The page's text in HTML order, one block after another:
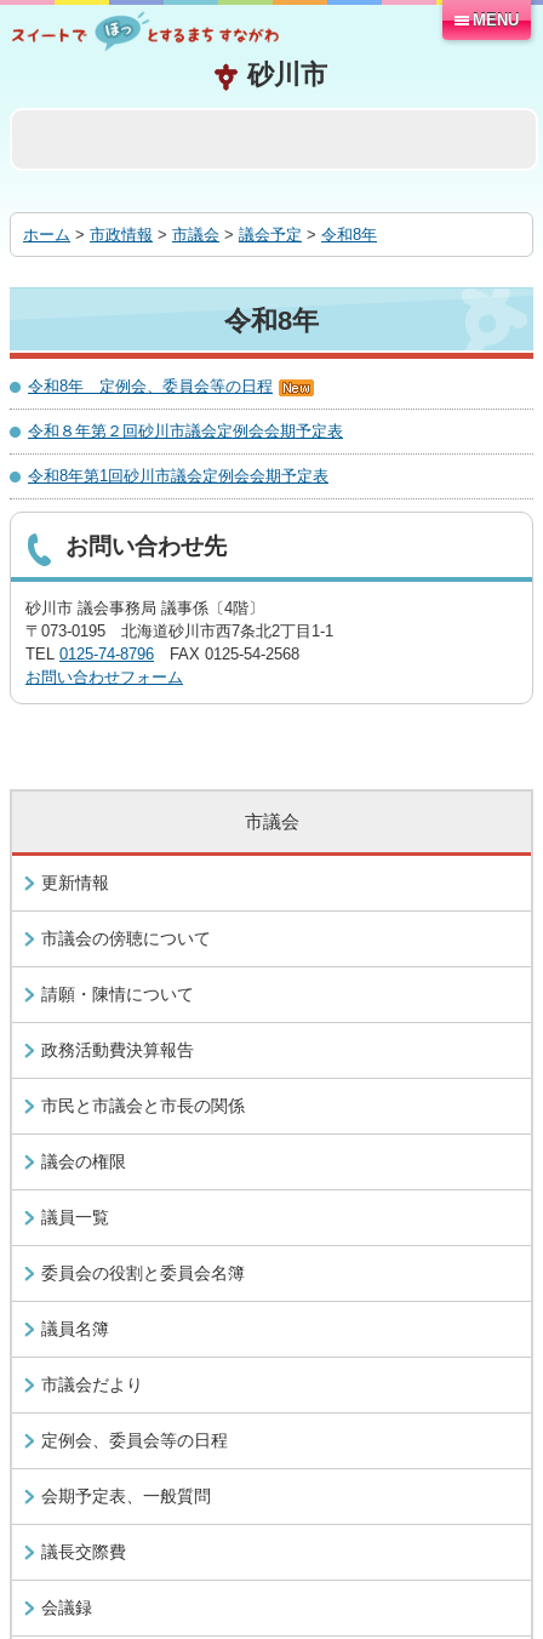
る
MENU
ホーム > 市政情報 > 市議会 > 議会予定 > 令和8年
令和8年
令和8年 定例会、委員会等の日程
令和８年第２回砂川市議会定例会会期予定表
令和8年第1回砂川市議会定例会会期予定表
お問い合わせ先
砂川市 議会事務局 議事係〔4階〕
〒073-0195 北海道砂川市西7条北2丁目1-1
TEL 0125-74-8796 FAX 0125-54-2568
お問い合わせフォーム
市議会
更新情報
市議会の傍聴について
請願・陳情について
政務活動費決算報告
市民と市議会と市長の関係
議会の権限
議員一覧
委員会の役割と委員会名簿
議員名簿
市議会だより
定例会、委員会等の日程
会期予定表、一般質問
議長交際費
会議録